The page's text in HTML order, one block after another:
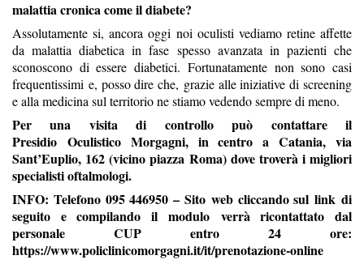
malattia cronica come il diabete?
Assolutamente si, ancora oggi noi oculisti vediamo retine affette
da malattia diabetica in fase spesso avanzata in pazienti che
sconoscono di essere diabetici. Fortunatamente non sono casi
frequentissimi e, posso dire che, grazie alle iniziative di screening
e alla medicina sul territorio ne stiamo vedendo sempre di meno.
Per una visita dicontrollo può contattare il
Presidio Oculistico Morgagni, in centro a Catania, via
Sant’Euplio, 162 (vicino piazza Roma) dove troverà i migliori
specialisti oftalmologi.
INFO: Telefono 095 446950 – Sito web cliccando sullink di
seguito e compilando il modulo verrà ricontattato dal
personale CUP entro 24 ore:
https://www.policlinicomorgagni.it/it/prenotazione-online